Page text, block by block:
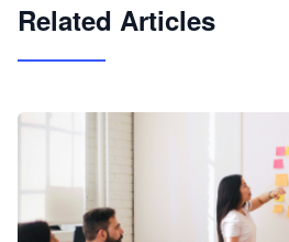
Related Articles